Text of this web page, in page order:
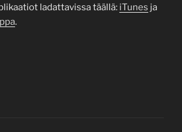
ladattavissa täällä: iTunes ja
.